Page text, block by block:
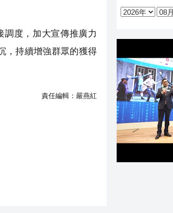
度，加大宣傳推廣力
，持續增強群眾的獲得
責任編輯： 嚴燕紅